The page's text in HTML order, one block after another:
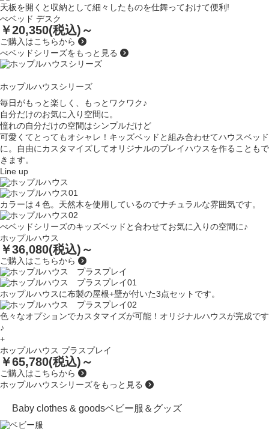
天板を開くと収納として細々したものを仕舞っておけて便利!
べベッド デスク
￥20,350(税込)～
ご購入はこちらから
べベッドシリーズをもっと見る
ホップルハウスシリーズ
毎日がもっと楽しく、もっとワクワク♪
自分だけのお気に入り空間に。
憧れの自分だけの空間はシンプルだけど
可愛くてとってもオシャレ！ キッズベッドと組み合わせてハウスベッド
に。
自由にカスタマイズしてオリジナルのプレイハウスを作ることもで
きます。
Line up
カラーは４色。天然木を使用しているのでナチュラルな雰囲気です。
べベッドシリーズのキッズベッドと合わせてお気に入りの空間に♪
ホップルハウス
￥36,080(税込)～
ご購入はこちらから
ホップルハウスに布製の屋根+壁が付いた3点セットです。
色々なオプションでカスタマイズが可能！オリジナルハウスが完成です
♪
+
ホップルハウス プラスプレイ
￥65,780(税込)～
ご購入はこちらから
ホップルハウスシリーズをもっと見る
Baby clothes & goodsベビー服＆グッズ